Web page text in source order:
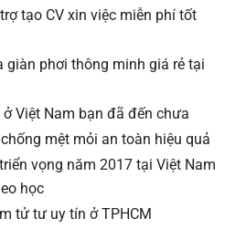
tạo CV xin việc miễn phí tốt
giàn phơi thông minh giá rẻ tại
Việt Nam bạn đã đến chưa
mệt mỏi an toàn hiệu quả
vọng năm 2017 tại Việt Nam
học
tử tư uy tín ở TPHCM